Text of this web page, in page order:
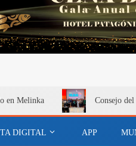
en Melinka Consejo
DIGITAL APP